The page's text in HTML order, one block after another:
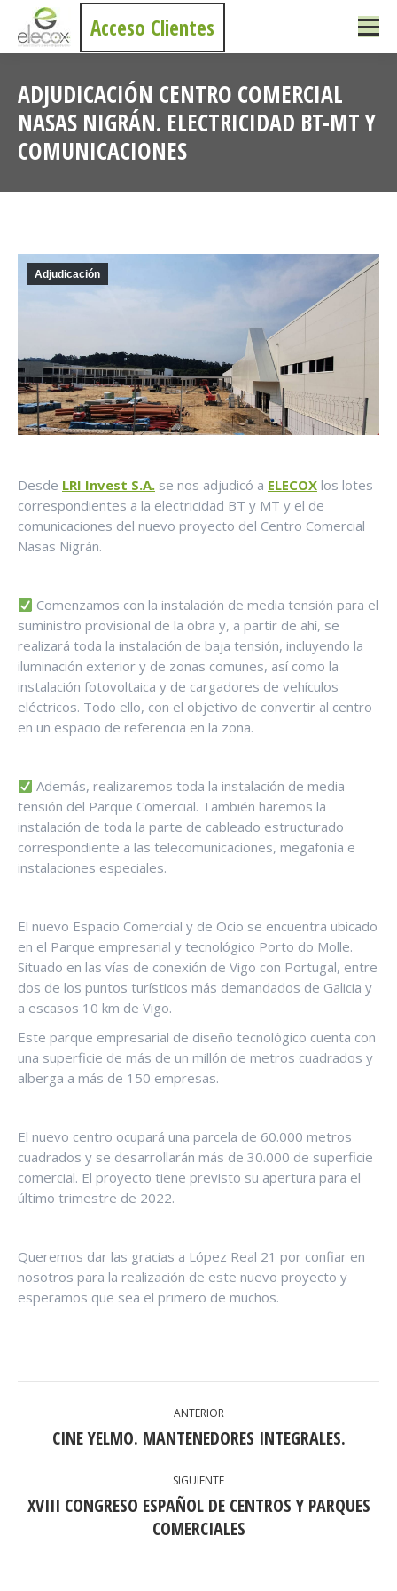
Acceso Clientes
ADJUDICACIÓN CENTRO COMERCIAL
NASAS NIGRÁN. ELECTRICIDAD BT-MT Y
COMUNICACIONES
Adjudicación
Desde LRI Invest S.A. se nos adjudicó a ELECOX los lotes
correspondientes a la electricidad BT y MT y el de
comunicaciones del nuevo proyecto del Centro Comercial
Nasas Nigrán.
Comenzamos con la instalación de media tensión para el
suministro provisional de la obra y, a partir de ahí, se
realizará toda la instalación de baja tensión, incluyendo la
iluminación exterior y de zonas comunes, así como la
instalación fotovoltaica y de cargadores de vehículos
eléctricos. Todo ello, con el objetivo de convertir al centro
en un espacio de referencia en la zona.
Además, realizaremos toda la instalación de media
tensión del Parque Comercial. También haremos la
instalación de toda la parte de cableado estructurado
correspondiente a las telecomunicaciones, megafonía e
instalaciones especiales.
El nuevo Espacio Comercial y de Ocio se encuentra ubicado
en el Parque empresarial y tecnológico Porto do Molle.
Situado en las vías de conexión de Vigo con Portugal, entre
dos de los puntos turísticos más demandados de Galicia y
a escasos 10 km de Vigo.
Este parque empresarial de diseño tecnológico cuenta con
una superficie de más de un millón de metros cuadrados y
alberga a más de 150 empresas.
El nuevo centro ocupará una parcela de 60.000 metros
cuadrados y se desarrollarán más de 30.000 de superficie
comercial. El proyecto tiene previsto su apertura para el
último trimestre de 2022.
Queremos dar las gracias a López Real 21 por confiar en
nosotros para la realización de este nuevo proyecto y
esperamos que sea el primero de muchos.
ENTRE
PUBLICACIONES
ANTERIOR
Publicación
CINE YELMO. MANTENEDORES INTEGRALES.
SIGUIENTE
Publicación
siguiente:
XVIII CONGRESO ESPAÑOL DE CENTROS Y PARQUES
COMERCIALES